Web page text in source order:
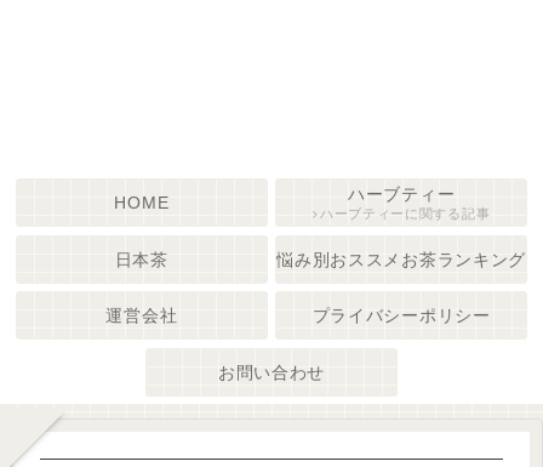
HOME ハーブティー
ハーブティーに関する記事
日本茶 悩み別おススメお茶ランキング
運営会社 プライバシーポリシー
お問い合わせ